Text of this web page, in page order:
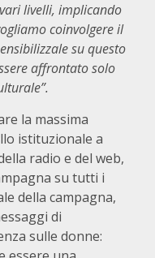
livelli, implicando
coinvolgere il
su questo
affrontato solo
la massima
istituzionale a
radio e del web,
su tutti i
della campagna,
di
sulle donne: